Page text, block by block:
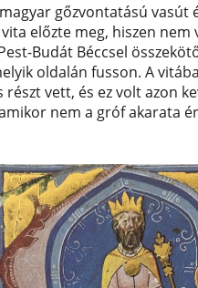
gőzvontatású vasút
előzte meg, hiszen nem
Budát Béccsel
oldalán fusson. A
részt vett, és ez volt azon
nem a gróf akarata